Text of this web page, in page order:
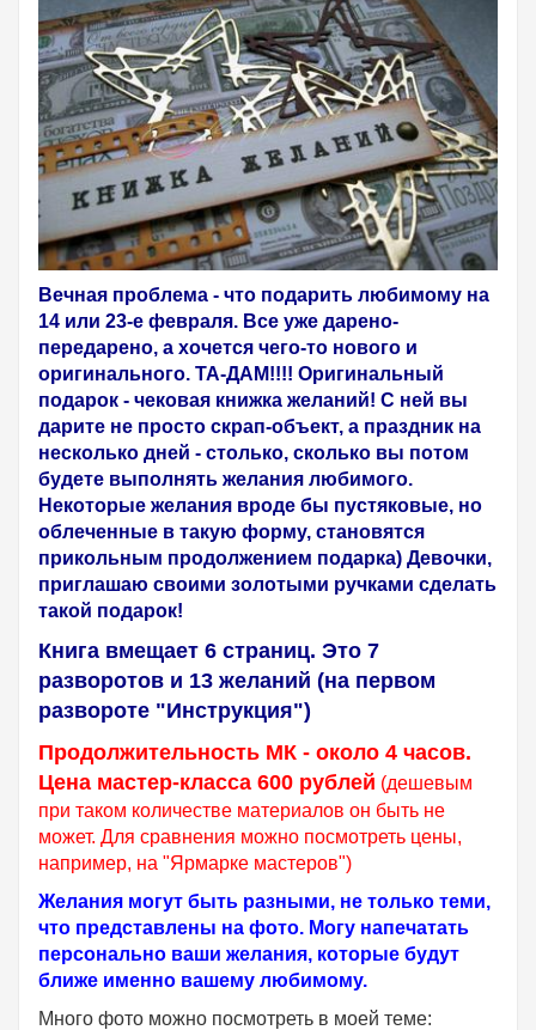
Вечная проблема - что подарить любимому на
14 или 23-е февраля. Все уже дарено-
передарено, а хочется чего-то нового и
оригинального. ТА-ДАМ!!!! Оригинальный
подарок - чековая книжка желаний! С ней вы
дарите не просто скрап-объект, а праздник на
несколько дней - столько, сколько вы потом
будете выполнять желания любимого.
Некоторые желания вроде бы пустяковые, но
облеченные в такую форму, становятся
прикольным продолжением подарка) Девочки,
приглашаю своими золотыми ручками сделать
такой подарок!
Книга вмещает 6 страниц. Это 7
разворотов и 13 желаний (на первом
развороте "Инструкция")
Продолжительность МК - около 4 часов.
Цена мастер-класса 600 рублей (дешевым
при таком количестве материалов он быть не
может. Для сравнения можно посмотреть цены,
например, на "Ярмарке мастеров")
Желания могут быть разными, не только теми,
что представлены на фото. Могу напечатать
персонально ваши желания, которые будут
ближе именно вашему любимому.
Много фото можно посмотреть в моей теме: